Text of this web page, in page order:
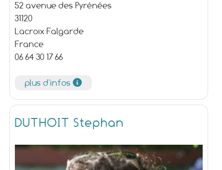
52 avenue des Pyrénées
31120
Lacroix Falgarde
France
06 64 30 17 66
plus d'infos
DUTHOIT Stephan